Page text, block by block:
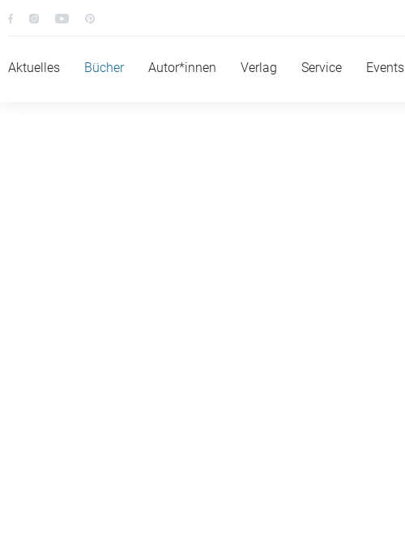
Aktuelles Bücher Autor*innen Verlag Service Events